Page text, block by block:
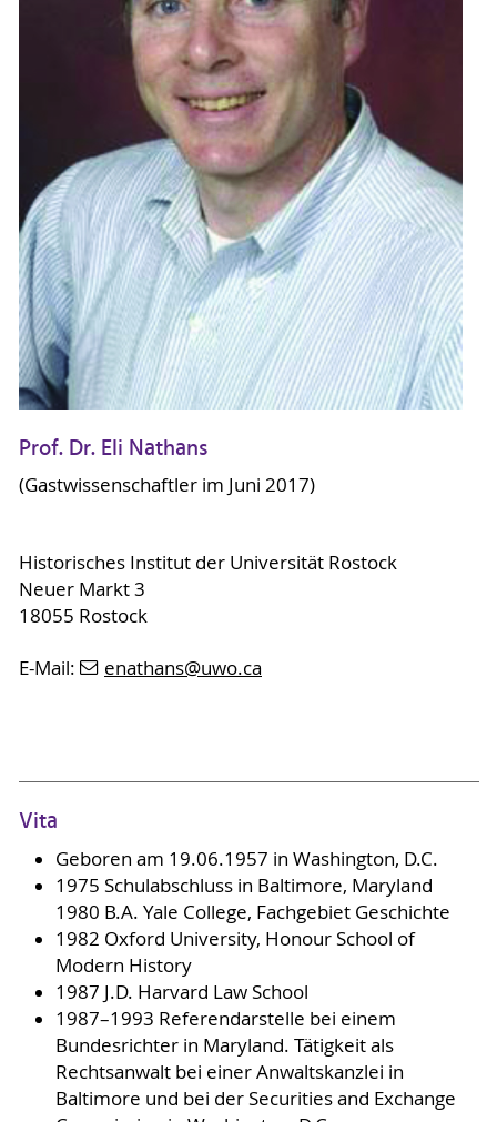
Prof. Dr. Eli Nathans
(Gastwissenschaftler im Juni 2017)
Historisches Institut der Universität Rostock
Neuer Markt 3
18055 Rostock
E-Mail: enathans@uwo.ca
Vita
Geboren am 19.06.1957 in Washington, D.C.
1975 Schulabschluss in Baltimore, Maryland
1980 B.A. Yale College, Fachgebiet Geschichte
1982 Oxford University, Honour School of
Modern History
1987 J.D. Harvard Law School
1987–1993 Referendarstelle bei einem
Bundesrichter in Maryland. Tätigkeit als
Rechtsanwalt bei einer Anwaltskanzlei in
Baltimore und bei der Securities and Exchange